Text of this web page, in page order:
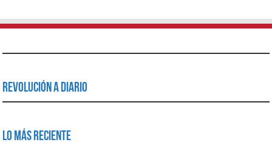
Revolución a Diario
Lo Más Reciente